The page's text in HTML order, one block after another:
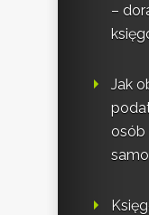
–
Jak
osób